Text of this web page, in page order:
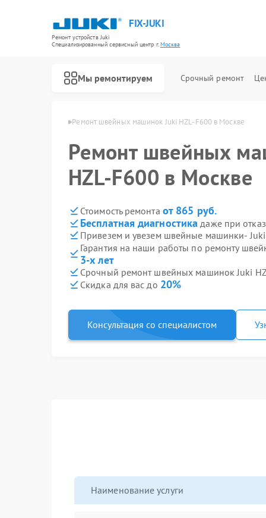
FIX-JUKI
Ремонт устройств Juki
Специализированный cервисный центр г.Москва
Мы ремонтируем Срочный ремонт
Juki в Москве Ремонт швейных машинок Juki HZL-F600 в Москве
Ремонт швейных
HZL-F600 в Москве
Стоимость ремонта от 865 руб.
Бесплатная диагностика даже при
Привезем и увезем швейные машинки-
Гарантия на наши работы по ремонту
3-х лет
Срочный ремонт швейных машинок Juki
Скидка для вас до 20%
Консультация со специалистом
Наименование услуги